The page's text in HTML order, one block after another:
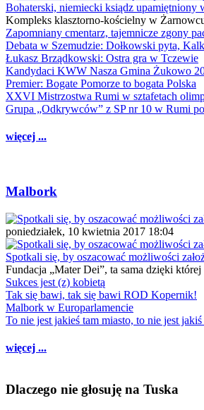
Bohaterski, niemiecki ksiądz upamiętniony
Kompleks klasztorno-kościelny w Żarnowcu
Zapomniany cmentarz, tajemnicze zgony
Debata w Szemudzie: Dołkowski pyta,
Łukasz Brządkowski: Ostra gra w Tczewie
Kandydaci KWW Nasza Gmina Żukowo
Premier: Bogate Pomorze to bogata Polska
XXVI Mistrzostwa Rumi w sztafetach
Grupa „Odkrywców” z SP nr 10 w Rumi
więcej ...
Malbork
poniedziałek, 10 kwietnia 2017 18:04
Spotkali się, by oszacować możliwości
Fundacja „Mater Dei”, ta sama dzięki
Sukces jest (z) kobietą
Tak się bawi, tak się bawi ROD Kopernik!
Malbork w Europarlamencie
To nie jest jakieś tam miasto, to nie jest
więcej ...
Dlaczego nie głosuję na Tuska